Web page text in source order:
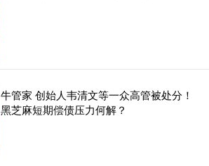
牛管家 创始人韦清文等一众高管被处分！
黑芝麻短期偿债压力何解？